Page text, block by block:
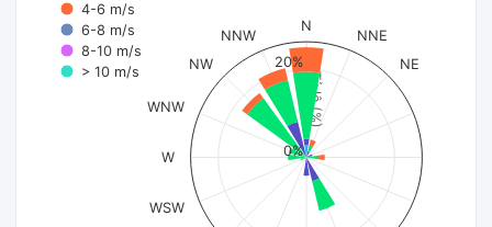
Tỷ lệ (%)
4-6 m/s
6-8 m/s
8-10 m/s
> 10 m/s
N
NNE
NE
WSW
W
WNW
NW
NNW
0%
20%